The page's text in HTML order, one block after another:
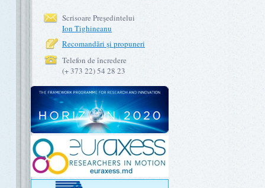
Scrisoare Preşedintelui
Ion Tighineanu
Recomandări şi propuneri
Telefon de încredere
(+ 373 22) 54 28 23